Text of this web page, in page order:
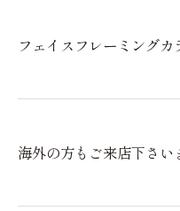
フェイスフレーミングカ
海外の方もご来店下さい